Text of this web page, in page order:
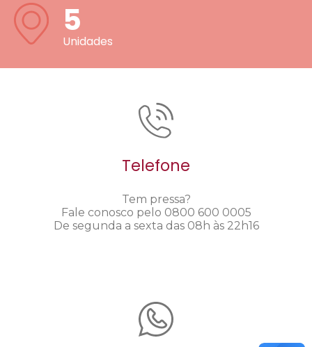
5
Unidades
Telefone
Tem pressa?
Fale conosco pelo 0800 600 0005
De segunda a sexta das 08h às 22h16